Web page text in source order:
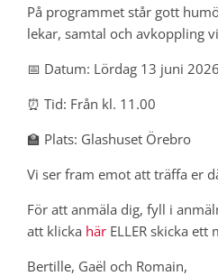
På programmet står gott
lekar, samtal och avkoppling
📅 Datum: Lördag 13 juni 2026
⏰ Tid: Från kl. 11.00
🏫 Plats: Glashuset Örebro
Vi ser fram emot att träffa er
För att anmäla dig, fyll i
att klicka här ELLER skicka
Bertille, Gaël och Romain,